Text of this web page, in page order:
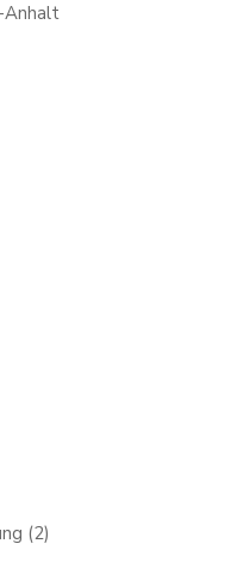
Anhalt
(2)